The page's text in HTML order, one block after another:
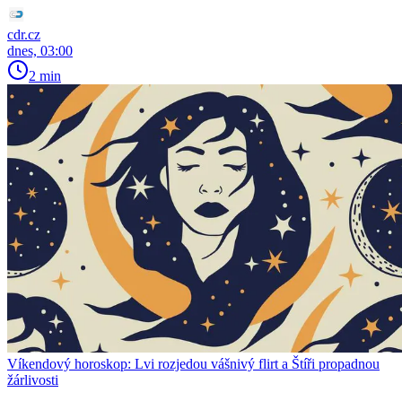
cdr.cz
dnes, 03:00
2 min
Víkendový horoskop: Lvi rozjedou vášnivý flirt a Štíři propadnou
žárlivosti